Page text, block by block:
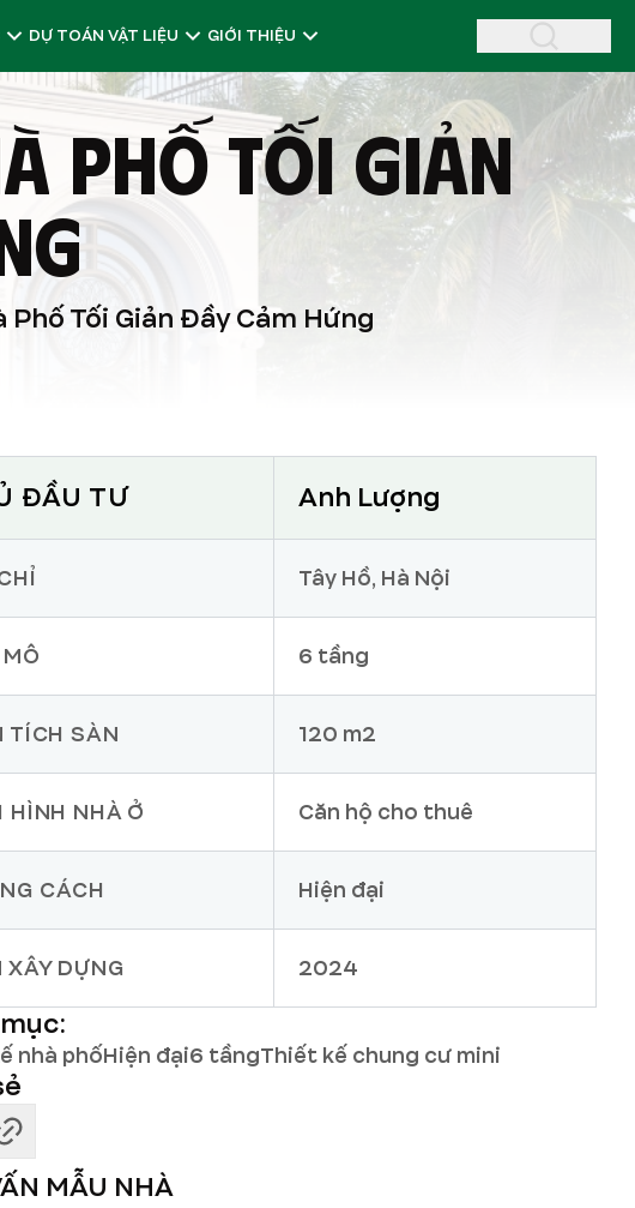
DỰ TOÁN VẬT LIỆU GIỚI THIỆU
PHỐ TỐI GIẢN
Phố Tối Giản Đầy Cảm Hứng
ĐẦU TƯ Anh Lượng
Tây Hồ, Hà Nội
6 tầng
TÍCH SÀN 120 m2
HÌNH NHÀ Ở Căn hộ cho thuê
CÁCH Hiện đại
XÂY DỰNG 2024
nhà phốHiện đại6 tầngThiết kế chung cư mini
MẪU NHÀ